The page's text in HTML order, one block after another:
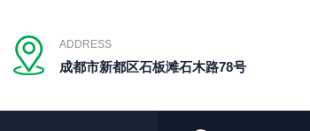
ADDRESS
成都市新都区石板滩石木路78号